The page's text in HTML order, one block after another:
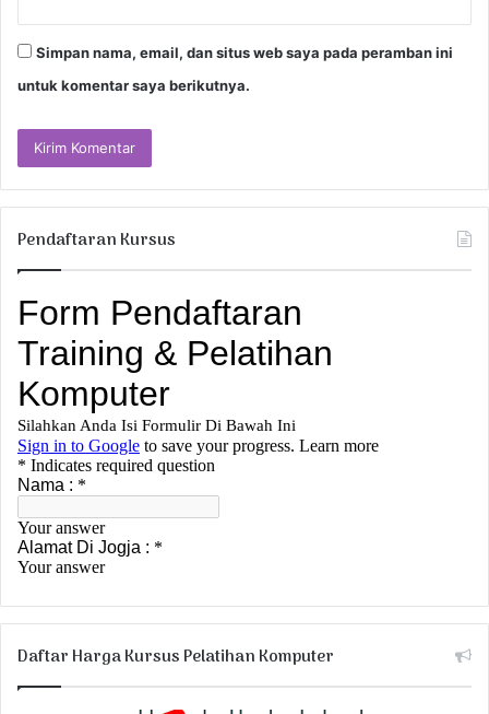
Simpan nama, email, dan situs web saya pada peramban ini
untuk komentar saya berikutnya.
Pendaftaran Kursus
Daftar Harga Kursus Pelatihan Komputer